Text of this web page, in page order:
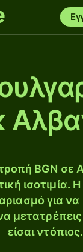
BGN σε
ισοτιμία.
για να
είσαι ντόπιος.